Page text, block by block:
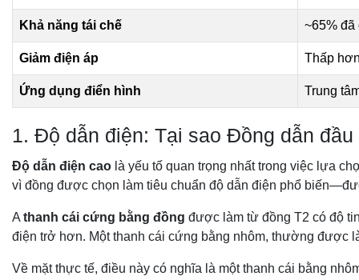
Khả năng tái chế ~65% đã
Giảm điện áp Thấp
Ứng dụng điển hình Trung
1. Độ dẫn điện: Tại sao Đồng dẫn
Độ dẫn điện cao là yếu tố quan trọng nhất trong việc lựa
vì đồng được chọn làm tiêu chuẩn độ dẫn điện phổ
A thanh cái cứng bằng đồng được làm từ đồng T2 có độ
điện trở hơn. Một thanh cái cứng bằng nhôm, thường được
Về mặt thực tế, điều này có nghĩa là một thanh cái bằng